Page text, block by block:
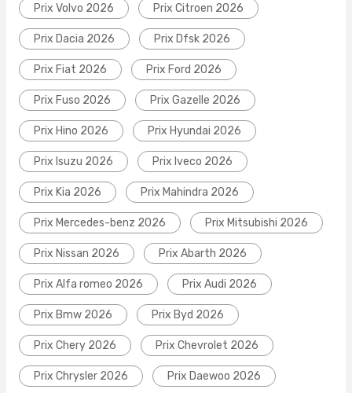
Prix Volvo 2026 Prix Citroen 2026
Prix Dacia 2026 Prix Dfsk 2026
Prix Fiat 2026 Prix Ford 2026
Prix Fuso 2026 Prix Gazelle 2026
Prix Hino 2026 Prix Hyundai 2026
Prix Isuzu 2026 Prix Iveco 2026
Prix Kia 2026 Prix Mahindra 2026
Prix Mercedes-benz 2026 Prix Mitsubishi 2026
Prix Nissan 2026 Prix Abarth 2026
Prix Alfa romeo 2026 Prix Audi 2026
Prix Bmw 2026 Prix Byd 2026
Prix Chery 2026 Prix Chevrolet 2026
Prix Chrysler 2026 Prix Daewoo 2026